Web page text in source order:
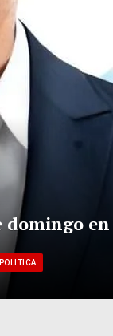
en
POLITICA